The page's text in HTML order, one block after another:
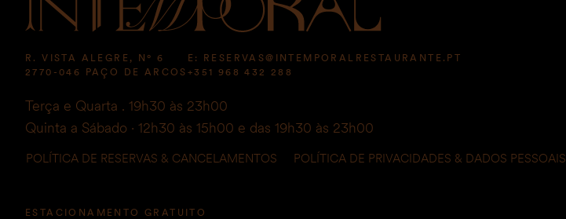
R. VISTA ALEGRE, Nº 6
2770-046 PAÇO DE ARCOS
E: RESERVAS@INTEMPORALRESTAURANTE.PT
+351 968 432 288
Terça e Quarta . 19h30 às 23h00
Quinta a Sábado · 12h30 às 15h00 e das 19h30 às 23h00
POLÍTICA DE RESERVAS & CANCELAMENTOS POLÍTICA DE PRIVACIDADES & DADOS PESSOAIS
ESTACIONAMENTO GRATUITO